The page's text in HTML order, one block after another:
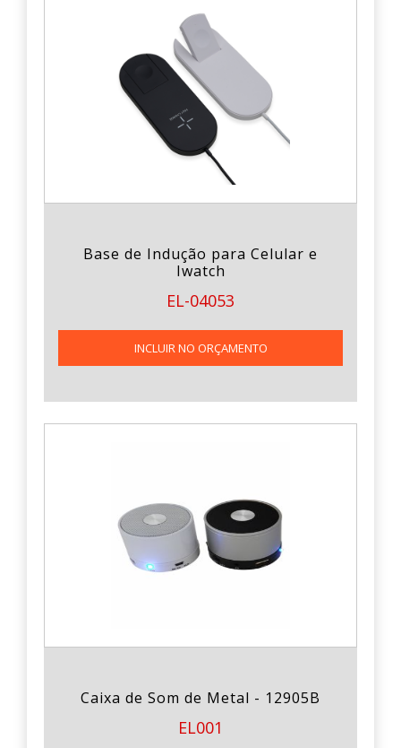
Base de Indução para Celular e
Iwatch
EL-04053
INCLUIR NO ORÇAMENTO
Caixa de Som de Metal - 12905B
EL001